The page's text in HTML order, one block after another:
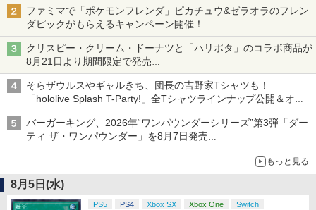
ファミマで「ポケモンフレンダ」ピカチュウ&ゼラオラのフレン
ダピックがもらえるキャンペーン開催！
クリスピー・クリーム・ドーナツと「ハリポタ」のコラボ商品が
8月21日より期間限定で発売
組分け帽子ドーナツなど見た目も楽しい商品が登場
そらザウルスやギャルきち、団長の吉野家Tシャツも！
「hololive Splash T-Party!」全Tシャツラインナップ公開＆オン
ライン販売開始
バーガーキング、2026年“ワンパウンダーシリーズ”第3弾「ダー
ティ ザ・ワンパウンダー」を8月7日発売
もっと見る
8月5日(水)
PS5 PS4 Xbox SX Xbox One
Switch